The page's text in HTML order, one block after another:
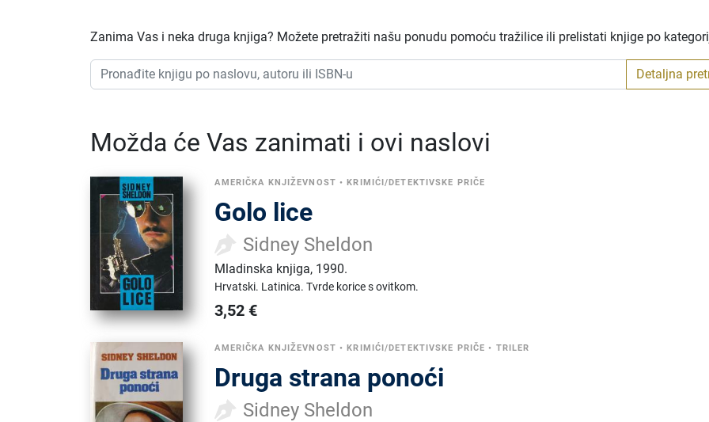
Zanima Vas i neka druga knjiga? Možete pretražiti našu ponudu pomoću tražilice ili prelistati knjige po
Detaljna
Možda će Vas zanimati i ovi naslovi
AMERIČKA KNJIŽEVNOST • KRIMIĆI/DETEKTIVSKE PRIČE
Golo lice
Sidney Sheldon
Mladinska knjiga, 1990.
Hrvatski. Latinica.Tvrde korice s ovitkom.
3,52 €
AMERIČKA KNJIŽEVNOST •KRIMIĆI/DETEKTIVSKE PRIČE • TRILER
Druga strana ponoći
Sidney Sheldon